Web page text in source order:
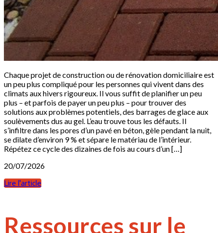
Chaque projet de construction ou de rénovation domiciliaire est
un peu plus compliqué pour les personnes qui vivent dans des
climats aux hivers rigoureux. Il vous suffit de planifier un peu
plus – et parfois de payer un peu plus – pour trouver des
solutions aux problèmes potentiels, des barrages de glace aux
soulèvements dus au gel. L’eau trouve tous les défauts. Il
s’infiltre dans les pores d’un pavé en béton, gèle pendant la nuit,
se dilate d’environ 9 % et sépare le matériau de l’intérieur.
Répétez ce cycle des dizaines de fois au cours d’un […]
20/07/2026
Lire l'article
Ressources sur le